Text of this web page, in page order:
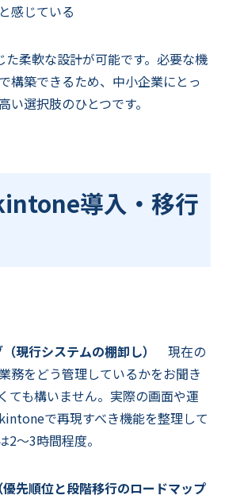
感じている
柔軟な設計が可能です。必要な機
構築できるため、中小企業にとっ
い選択肢のひとつです。
導入・移行
現行システムの棚卸し） 現在の
務をどう管理しているかをお聞き
ても構いません。実際の画面や運
で再現すべき機能を整理して
2〜3時間程度。
先順位と段階移行のロードマップ